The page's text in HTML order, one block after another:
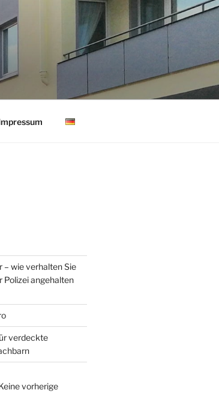
– wie verhalten Sie
Polizei angehalten
verdeckte
vorherige